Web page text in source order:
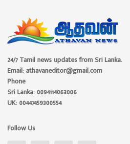
24/7 Tamil news updates from Sri Lanka.
Email: athavaneditor@gmail.com
Phone
Sri Lanka: 0094114063006
UK: 00447459300554
Follow Us